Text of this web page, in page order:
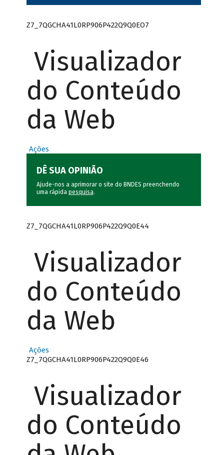
Z7_7QGCHA41L0RP906P422Q9Q0EO7
Visualizador
do Conteúdo
da Web
Ações
DÊ SUA OPINIÃO
Ajude-nos a aprimorar o site do BNDES preenchendo
uma rápida pesquisa.
Z7_7QGCHA41L0RP906P422Q9Q0E44
Visualizador
do Conteúdo
da Web
Ações
Z7_7QGCHA41L0RP906P422Q9Q0E46
Visualizador
do Conteúdo